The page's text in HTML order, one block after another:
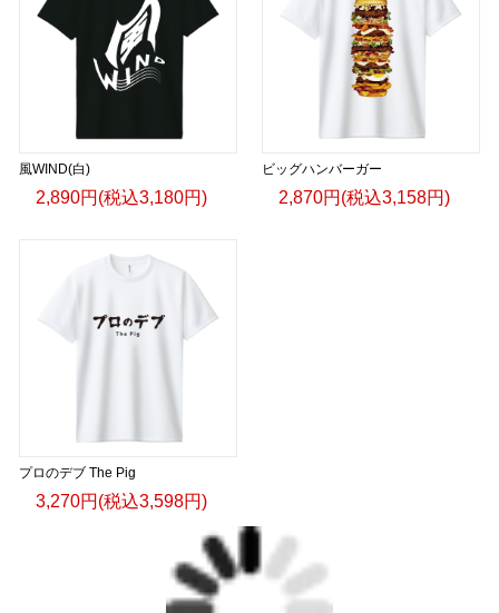
風WIND(白)
2,890円(税込3,180円)
ビッグハンバーガー
2,870円(税込3,158円)
プロのデブ The Pig
3,270円(税込3,598円)